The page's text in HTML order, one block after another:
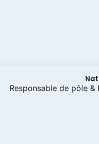
Responsable de pôle